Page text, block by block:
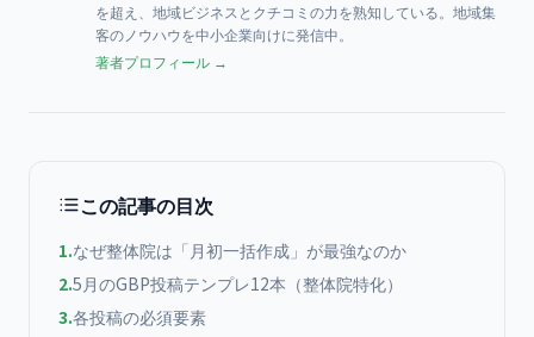
を超え、地域ビジネスとクチコミの力を熟知している。地域集
客のノウハウを中小企業向けに発信中。
著者プロフィール →
この記事の目次
1.なぜ整体院は「月初一括作成」が最強なのか
2.5月のGBP投稿テンプレ12本（整体院特化）
3.各投稿の必須要素